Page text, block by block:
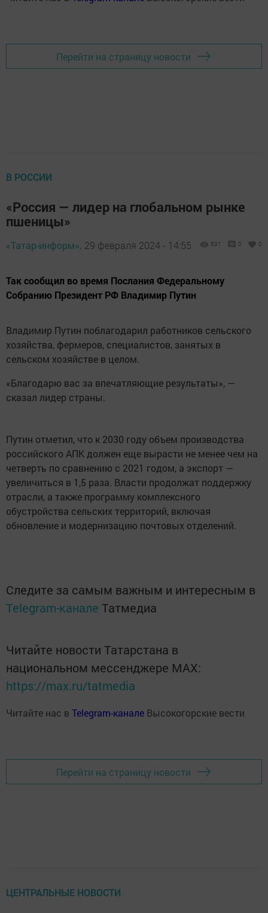
Перейти на страницу новости
В РОССИИ
«Россия — лидер на глобальном рынке
пшеницы»
«Татар-информ», 29 февраля 2024 - 14:55 531 0 0
Так сообщил во время Послания Федеральному
Собранию Президент РФ Владимир Путин
Владимир Путин поблагодарил работников сельского
хозяйства, фермеров, специалистов, занятых в
сельском хозяйстве в целом.
«Благодарю вас за впечатляющие результаты», —
сказал лидер страны.
Путин отметил, что к 2030 году объем производства
российского АПК должен еще вырасти не менее чем на
четверть по сравнению с 2021 годом, а экспорт —
увеличиться в 1,5 раза. Власти продолжат поддержку
отрасли, а также программу комплексного
обустройства сельских территорий, включая
обновление и модернизацию почтовых отделений.
Следите за самым важным и интересным в
Telegram-канале Татмедиа
Читайте новости Татарстана в
национальном мессенджере MАХ:
https://max.ru/tatmedia
Читайте нас в Telegram-канале Высокогорские вести
Перейти на страницу новости
ЦЕНТРАЛЬНЫЕ НОВОСТИ